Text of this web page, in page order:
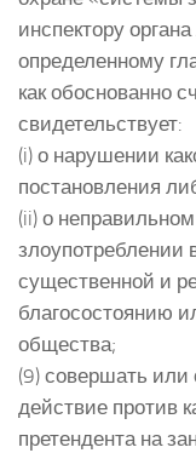
инспектору
определенному
как обоснованно
свидетельствует:
(i) о нарушении
постановления
(ii) о
злоупотреблении
существенной и
благосостоянию
общества;
(9) совершать или
действие против
претендента на